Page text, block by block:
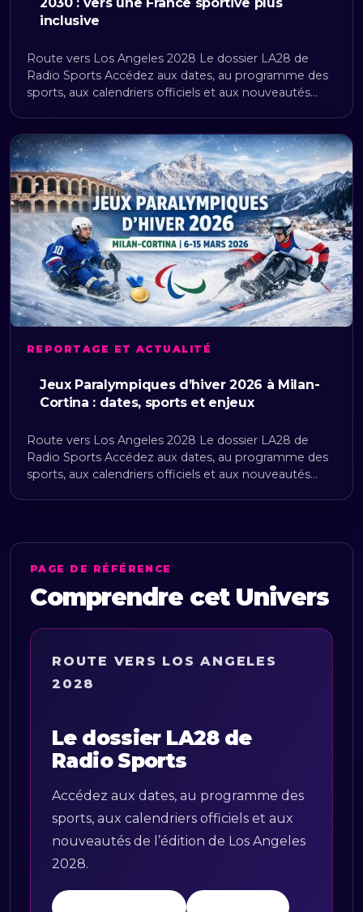
inclusive
Route vers Los Angeles 2028 Le dossier LA28 de
Radio Sports Accédez aux dates, au programme des
sports, aux calendriers officiels et aux nouveautés…
REPORTAGE ET ACTUALITÉ
Jeux Paralympiques d’hiver 2026 à Milan-
Cortina : dates, sports et enjeux
Route vers Los Angeles 2028 Le dossier LA28 de
Radio Sports Accédez aux dates, au programme des
sports, aux calendriers officiels et aux nouveautés…
PAGE DE RÉFÉRENCE
Comprendre cet Univers
ROUTE VERS LOS ANGELES
2028
Le dossier LA28 de
Radio Sports
Accédez aux dates, au programme des
sports, aux calendriers officiels et aux
nouveautés de l’édition de Los Angeles
2028.